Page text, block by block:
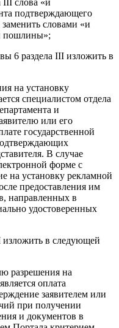
подтверждающего
словами «и
пошлины»;
6 раздела III изложить в
на установку
специалистом отдела
и
или его
государственной
В случае
форме с
на установку рекламной
предоставления им
направленных в
удостоверенных
изложить в следующей
разрешения на
оплата
заявителем или
при получении
и документов в